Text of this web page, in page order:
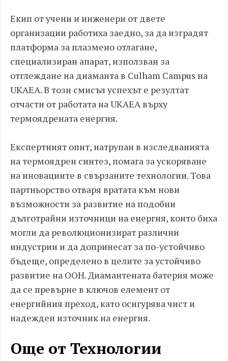
Екип от учени и инженери от двете
организации работиха заедно, за да изградят
платформа за плазмено отлагане,
специализиран апарат, използван за
отглеждане на диаманта в Culham Campus на
UKAEA. В този смисъл успехът е резултат
отчасти от работата на UKAEA върху
термоядрената енергия.
Експертният опит, натрупан в изследванията
на термоядрен синтез, помага за ускоряване
на иновациите в свързаните технологии. Това
партньорство отваря вратата към нови
възможности за развитие на подобни
дълготрайни източници на енергия, които биха
могли да революционизират различни
индустрии и да допринесат за по-устойчиво
бъдеще, определено в целите за устойчиво
развитие на ООН. Диамантената батерия може
да се превърне в ключов елемент от
енергийния преход, като осигурява чист и
надежден източник на енергия.
Още от Технологии